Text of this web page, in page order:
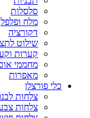
סלסלות
מלח
דקורציה
שילוט
קערות
מחממי
מאפרות
כלי פורצלן
צלחות
צלחות